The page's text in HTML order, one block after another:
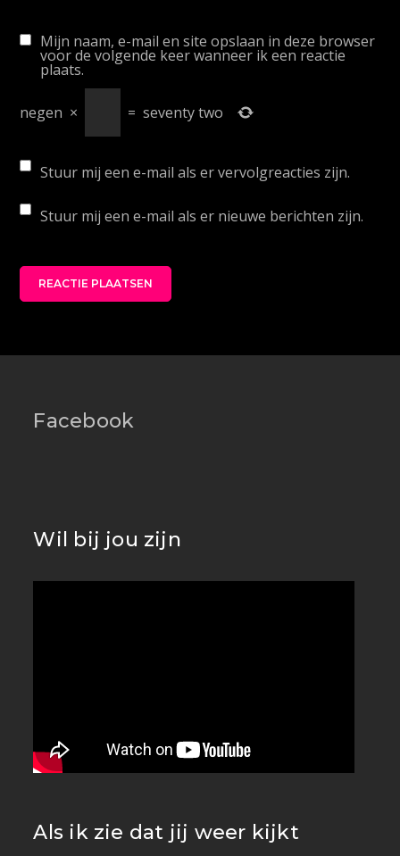
Mijn naam, e-mail en site opslaan in deze browser
voor de volgende keer wanneer ik een reactie
plaats.
negen × = seventy two
Stuur mij een e-mail als er vervolgreacties zijn.
Stuur mij een e-mail als er nieuwe berichten zijn.
Facebook
Wil bij jou zijn
Als ik zie dat jij weer kijkt